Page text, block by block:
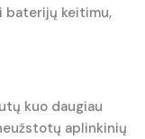
baterijų keitimu,
kuo daugiau
aplinkinių